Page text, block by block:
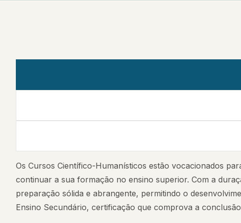
Os Cursos Científico-Humanísticos estão vocacionados
continuar a sua formação no ensino superior. Com a
preparação sólida e abrangente, permitindo o
Ensino Secundário, certificação que comprova a